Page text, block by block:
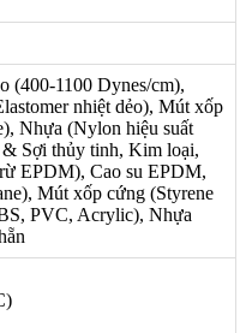
(400-1100 Dynes/cm),
nhiệt dẻo), Mút xốp
Nhựa (Nylon hiệu suất
Sợi thủy tinh, Kim loại,
EPDM), Cao su EPDM,
Mút xốp cứng (Styrene
PVC, Acrylic), Nhựa